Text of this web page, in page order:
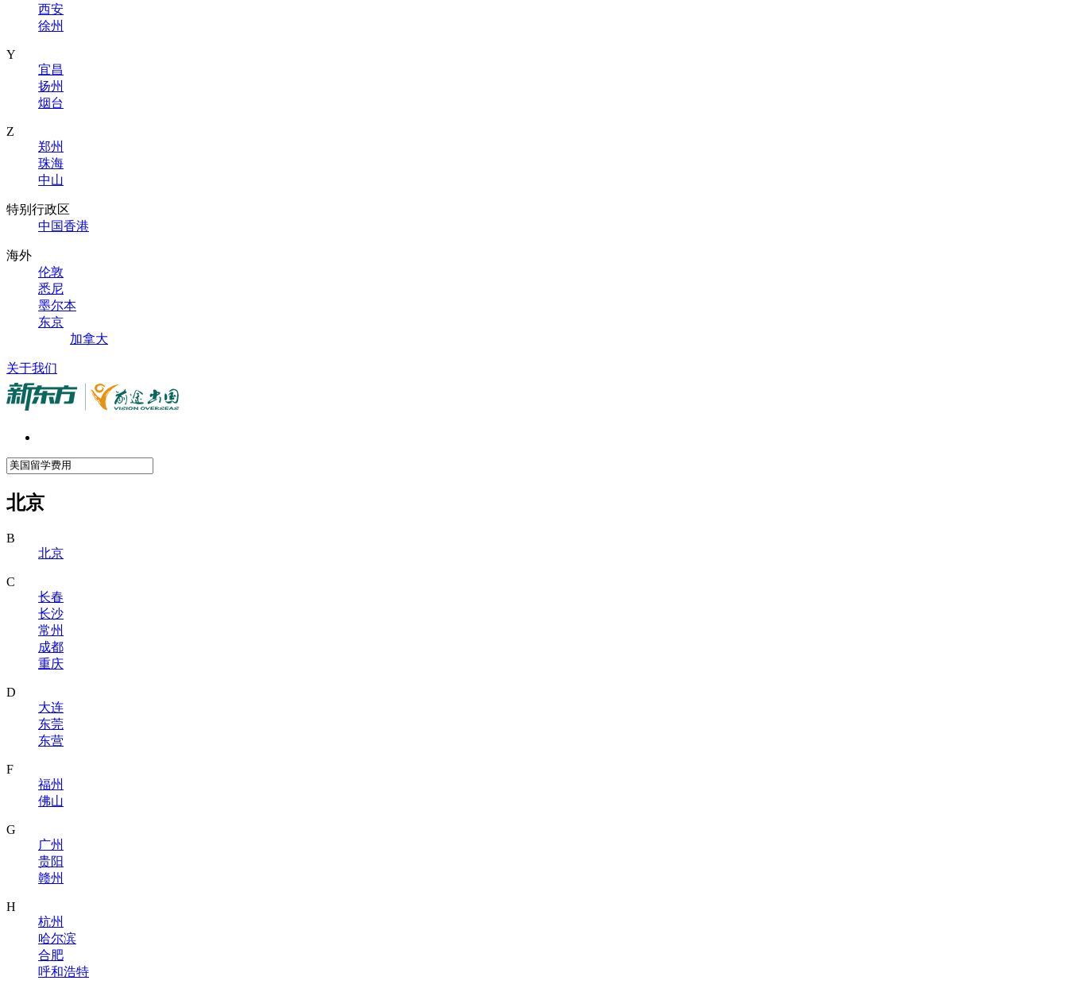
西安
徐州
Y
宜昌
扬州
烟台
Z
郑州
珠海
中山
特别行政区
中国香港
海外
伦敦
悉尼
墨尔本
东京
加拿大
关于我们
北京
B
北京
C
长春
长沙
常州
成都
重庆
D
大连
东莞
东营
F
福州
佛山
G
广州
贵阳
赣州
H
杭州
哈尔滨
合肥
呼和浩特